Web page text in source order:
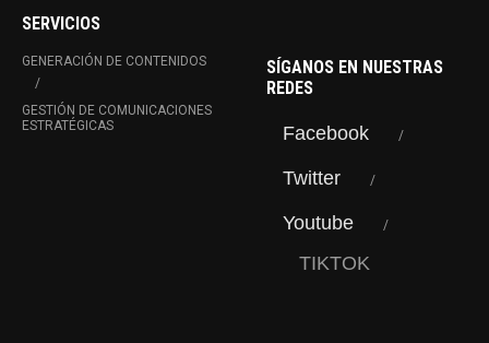
SERVICIOS
GENERACIÓN DE CONTENIDOS
GESTIÓN DE COMUNICACIONES
ESTRATÉGICAS
SÍGANOS EN NUESTRAS
REDES
Facebook
Twitter
Youtube
TIKTOK